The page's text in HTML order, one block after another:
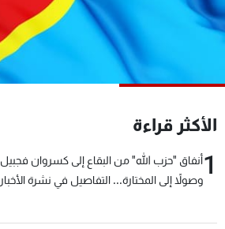
الأكثر قراءة
1أنفاق "حزب الله" من البقاع إلى كسروان فجبيل
وصولاً إلى المختارة... التفاصيل في نشرة الأخبار
شاهد البرامج
لاعلاناتكم